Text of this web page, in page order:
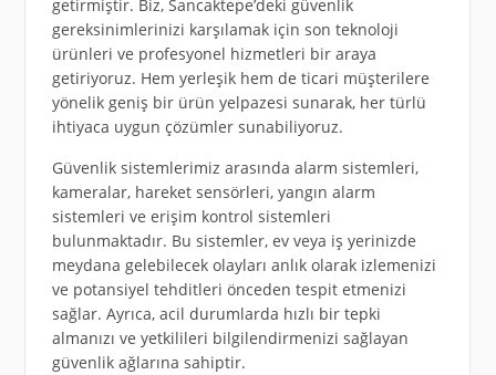
getirmiştir. Biz, Sancaktepe’deki güvenlik
gereksinimlerinizi karşılamak için son teknoloji
ürünleri ve profesyonel hizmetleri bir araya
getiriyoruz. Hem yerleşik hem de ticari müşterilere
yönelik geniş bir ürün yelpazesi sunarak, her türlü
ihtiyaca uygun çözümler sunabiliyoruz.
Güvenlik sistemlerimiz arasında alarm sistemleri,
kameralar, hareket sensörleri, yangın alarm
sistemleri ve erişim kontrol sistemleri
bulunmaktadır. Bu sistemler, ev veya iş yerinizde
meydana gelebilecek olayları anlık olarak izlemenizi
ve potansiyel tehditleri önceden tespit etmenizi
sağlar. Ayrıca, acil durumlarda hızlı bir tepki
almanızı ve yetkilileri bilgilendirmenizi sağlayan
güvenlik ağlarına sahiptir.